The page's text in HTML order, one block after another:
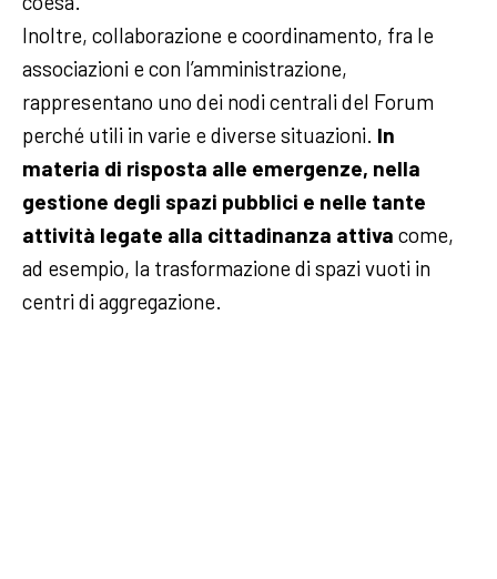
Inoltre, collaborazione e coordinamento, fra le
associazioni e con l’amministrazione,
rappresentano uno dei nodi centrali del Forum
perché utili in varie e diverse situazioni. In
materia di risposta alle emergenze, nella
gestione degli spazi pubblici e nelle tante
attività legate alla cittadinanza attiva come,
ad esempio, la trasformazione di spazi vuoti in
centri di aggregazione.